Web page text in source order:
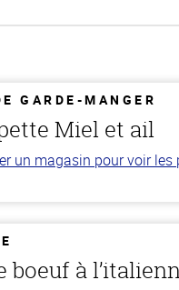
GARDE-MANGER
Miel et ail
un magasin pour voir les
boeuf à